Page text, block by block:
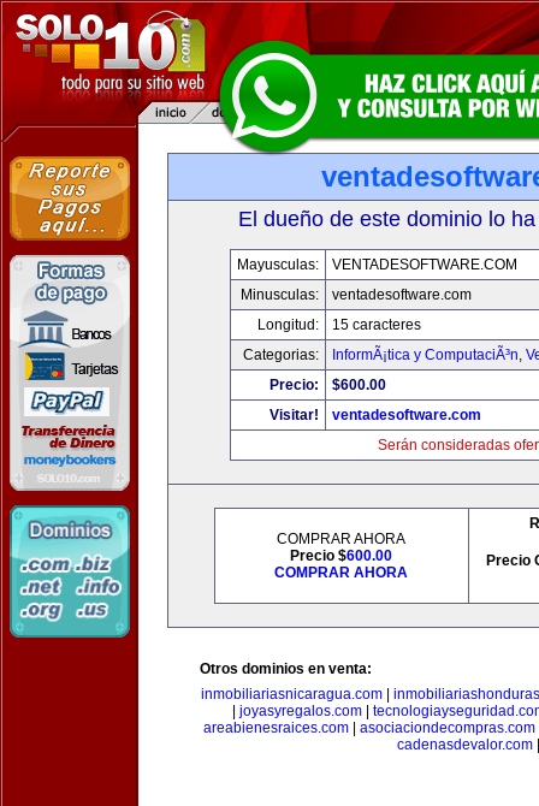
El dueño de este dominio lo
Mayusculas:
VENTADESOFTWARE.COM
Minusculas:
ventadesoftware.com
Longitud:
15 caracteres
Categorias:
InformÃ¡tica y ComputaciÃ³n,
Precio:
$600.00
Visitar!
ventadesoftware.com
Serán consideradas
COMPRAR AHORA
Precio $600.00
COMPRAR AHORA
Precio
Otros dominios en venta:
inmobiliariasnicaragua.com|
joyasyregalos.com
areabienesraices.com| asociaciondecompras.com
cadenasdevalor.com|